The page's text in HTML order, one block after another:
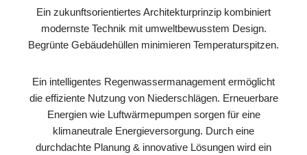
Ein zukunftsorientiertes Architekturprinzip kombiniert
modernste Technik mit umweltbewusstem Design.
Begrünte Gebäudehüllen minimieren Temperaturspitzen.
Ein intelligentes Regenwassermanagement ermöglicht
die effiziente Nutzung von Niederschlägen. Erneuerbare
Energien wie Luftwärmepumpen sorgen für eine
klimaneutrale Energieversorgung. Durch eine
durchdachte Planung & innovative Lösungen wird ein